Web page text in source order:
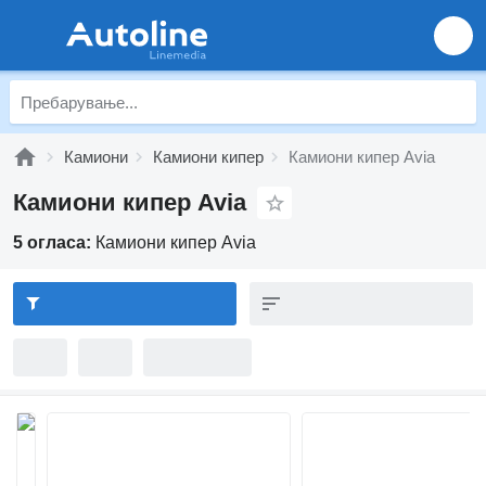
Камиони Камиони кипер Камиони кипер Avia
Камиони кипер Avia
5 огласа: Камиони кипер Avia